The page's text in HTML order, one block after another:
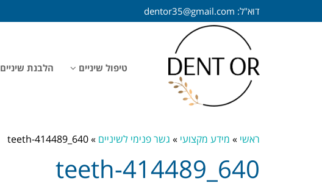
דוא"ל: dentor35@gmail.com
טיפול שיניים הלבנת שיניים
ראשי » מידע מקצועי » גשר פנימי לשיניים »
teeth-414489_640
teeth-414489_640